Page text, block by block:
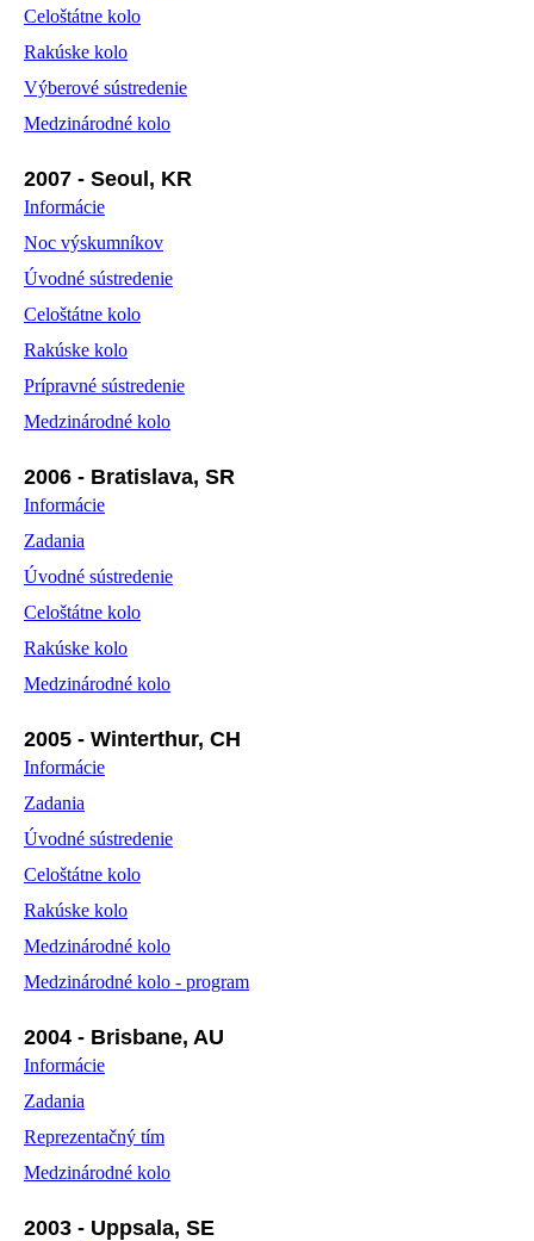
Celoštátne kolo
Rakúske kolo
Výberové sústredenie
Medzinárodné kolo
2007 - Seoul, KR
Informácie
Noc výskumníkov
Úvodné sústredenie
Celoštátne kolo
Rakúske kolo
Prípravné sústredenie
Medzinárodné kolo
2006 - Bratislava, SR
Informácie
Zadania
Úvodné sústredenie
Celoštátne kolo
Rakúske kolo
Medzinárodné kolo
2005 - Winterthur, CH
Informácie
Zadania
Úvodné sústredenie
Celoštátne kolo
Rakúske kolo
Medzinárodné kolo
Medzinárodné kolo - program
2004 - Brisbane, AU
Informácie
Zadania
Reprezentačný tím
Medzinárodné kolo
2003 - Uppsala, SE